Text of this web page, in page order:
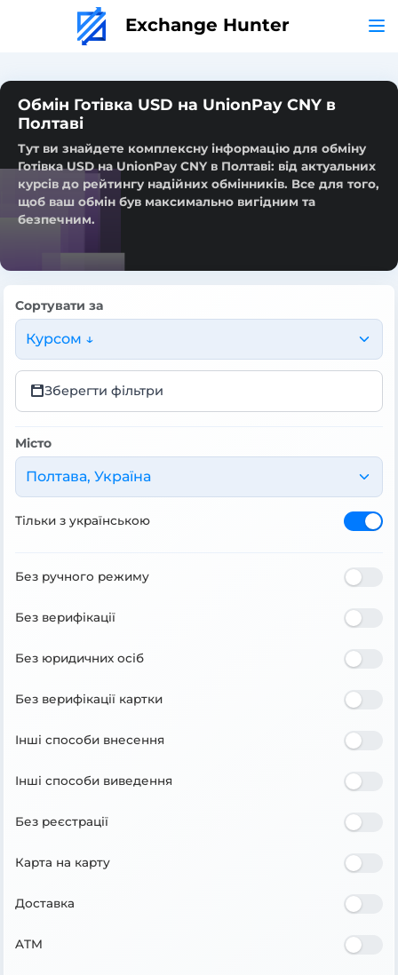
Exchange Hunter
Обмін Готівка USD на UnionPay CNY в
Полтаві
Тут ви знайдете комплексну інформацію для обміну
Готівка USD на UnionPay CNY в Полтаві: від актуальних
курсів до рейтингу надійних обмінників. Все для того,
щоб ваш обмін був максимально вигідним та
безпечним.
Сортувати за
Курсом ↓
Зберегти фільтри
Місто
Полтава, Україна
Тільки з українською
Без ручного режиму
Без верифікації
Без юридичних осіб
Без верифікації картки
Інші способи внесення
Інші способи виведення
Без реєстрації
Карта на карту
Доставка
ATM